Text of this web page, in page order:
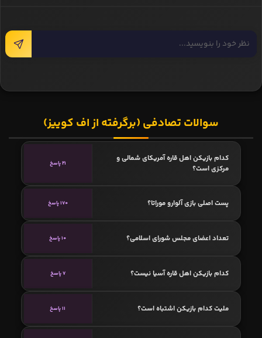
سوالات تصادفی (برگرفته از اف کوییز)
کدام بازیکن اهل قاره آمریکای شمالی و
مرکزی است؟
21 پاسخ
پست اصلی بازی آلوارو موراتا؟ 170 پاسخ
تعداد اعضای مجلس شورای اسلامی؟ 10 پاسخ
کدام بازیکن اهل قاره آسیا نیست؟ 7 پاسخ
ملیت کدام بازیکن اشتباه است؟ 11 پاسخ